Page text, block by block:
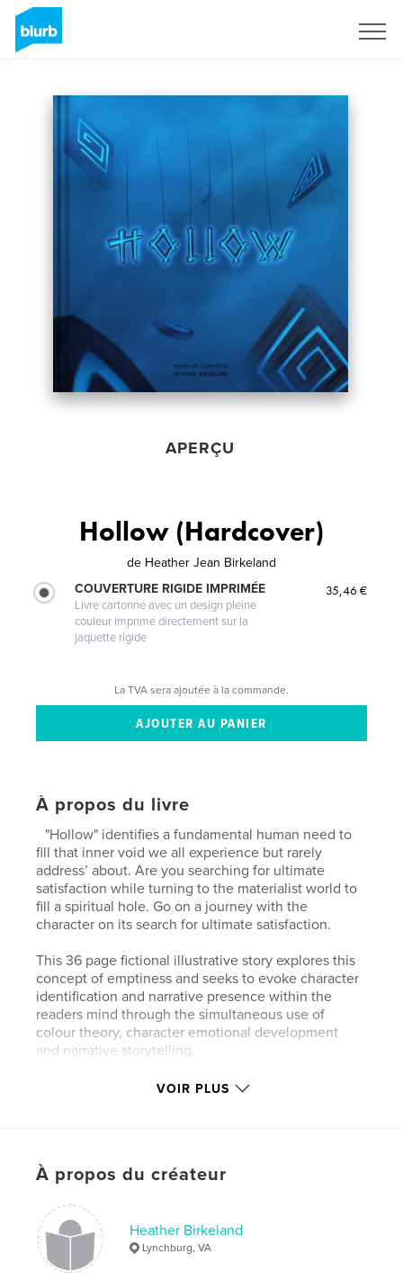
APERÇU
Hollow (Hardcover)
de Heather Jean Birkeland
COUVERTURE RIGIDE IMPRIMÉE
Livre cartonné avec un design pleine
couleur imprimé directement sur la
jaquette rigide
35,46 €
La TVA sera ajoutée à la commande.
À propos du livre
"Hollow" identifies a fundamental human need to
fill that inner void we all experience but rarely
address’ about. Are you searching for ultimate
satisfaction while turning to the materialist world to
fill a spiritual hole. Go on a journey with the
character on its search for ultimate satisfaction.
This 36 page fictional illustrative story explores this
concept of emptiness and seeks to evoke character
identification and narrative presence within the
readers mind through the simultaneous use of
colour theory, character emotional development
and narrative storytelling
Caractéristiques et détails
Catégorie principale:
Catégories supplémentaires SF et fantasy
Littérature
Format choisi:
VOIR PLUS
À propos du créateur
Heather Birkeland
Lynchburg, VA